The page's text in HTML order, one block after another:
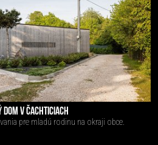
DOM V ČACHTICIACH
pre mladú rodinu na okraji obce.